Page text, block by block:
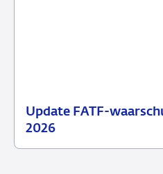
Update FATF-
2026
23
Nieuwsbericht